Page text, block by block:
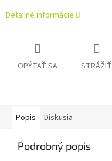
Detailné informácie
OPÝTAŤ SA STRÁŽIŤ
Popis Diskusia
Podrobný popis